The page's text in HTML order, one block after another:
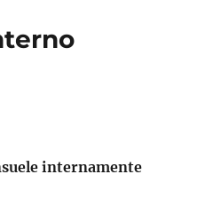
internamente